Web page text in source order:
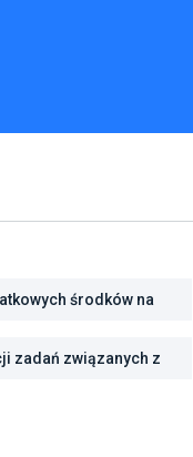
zadań związanych z